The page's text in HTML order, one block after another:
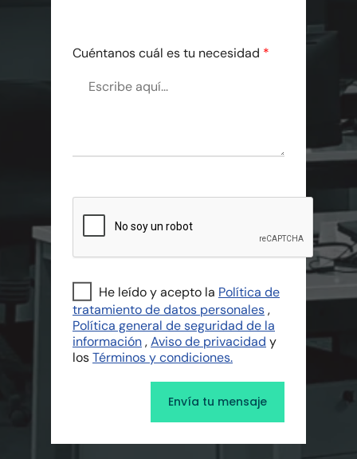
Cuéntanos cuál es tu necesidad *
He leído y acepto la Política de
tratamiento de datos personales,
Política general de seguridad de la
información,Aviso de privacidad y
losTérminos y condiciones.